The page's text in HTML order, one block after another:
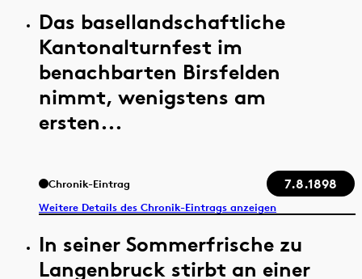
Das basellandschaftliche
Kantonalturnfest im
benachbarten Birsfelden
nimmt, wenigstens am
ersten...
Chronik-Eintrag 7.8.1898
Weitere Details des Chronik-Eintrags anzeigen
In seiner Sommerfrische zu
Langenbruck stirbt an einer